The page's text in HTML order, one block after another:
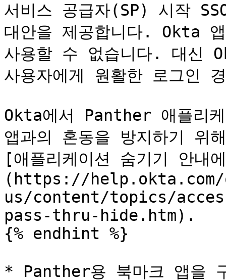
서비스 공급자(SP) 시작
대안을 제공합니다. Okta
사용할 수 없습니다. 대신
사용자에게 원활한 로그인
Okta에서 Panther 애플리
앱과의 혼동을 방지하기 위
[애플리케이션 숨기기 안
(https://help.okta.com/
us/content/topics/
pass-thru-hide.htm).
{% endhint %}
* Panther용 북마크 앱을